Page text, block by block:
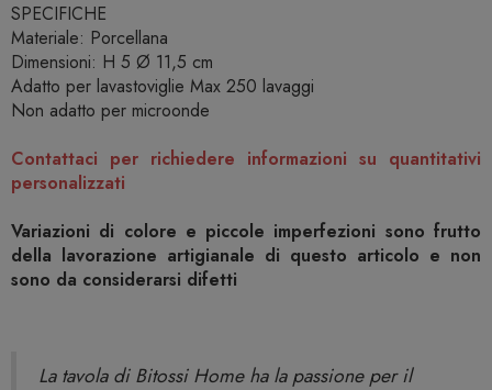
SPECIFICHE
Materiale: Porcellana
Dimensioni: H 5 Ø 11,5 cm
Adatto per lavastoviglie Max 250 lavaggi
Non adatto per microonde
Contattaci per richiedere informazioni su quantitativi
personalizzati
Variazioni di colore e piccole imperfezioni sono frutto
della lavorazione artigianale di questo articolo e non
sono da considerarsi difetti
La tavola di Bitossi Home ha la passione per il